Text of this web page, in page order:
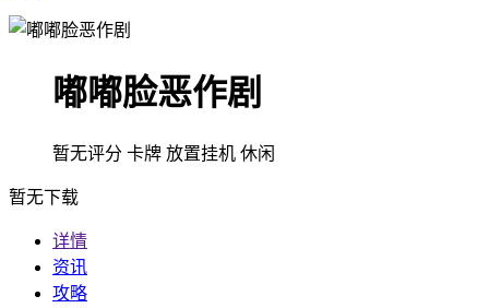
嘟嘟脸恶作剧
暂无评分 卡牌 放置挂机 休闲
暂无下载
详情
资讯
攻略